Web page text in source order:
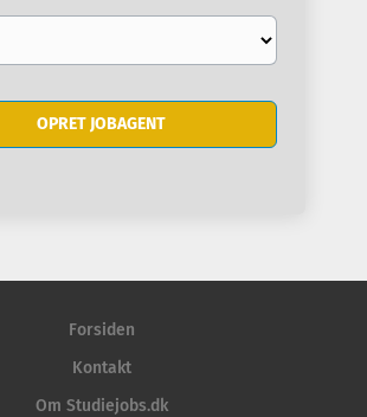
Forsiden
Kontakt
Om Studiejobs.dk